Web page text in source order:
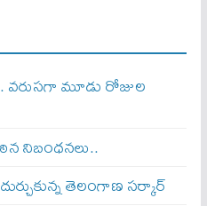
వరుసగా మూడు రోజుల
నిబంధనలు..
తెలంగాణ స‌ర్కార్